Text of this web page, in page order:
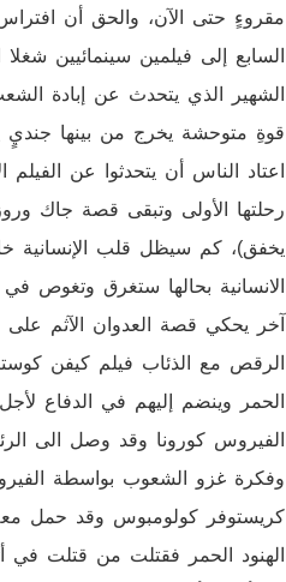
مقروءٍ حتى الآن، والحق أن افتراس
السابع إلى فيلمين سينمائيين
الشهير الذي يتحدث عن إبادة
قوةِ متوحشة يخرج من بينها جنديٍ
اعتاد الناس أن يتحدثوا عن
رحلتها الأولى وتبقى قصة جاك
يخفق)، كم سيظل قلب الإنسانية
الانسانية بحالها ستغرق وتغوص
آخر يحكي قصة العدوان الآثم على
الرقص مع الذئاب فيلم كيفن
الحمر وينضم إليهم في الدفاع
الفيروس كورونا وقد وصل الى
وفكرة غزو الشعوب بواسطة
كريستوفر كولومبوس وقد حمل معه
الهنود الحمر فقتلت من قتلت في